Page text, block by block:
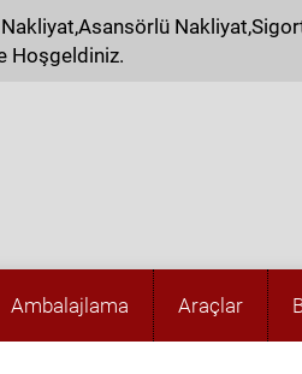
Hoşgeldiniz.
Ambalajlama Araçlar